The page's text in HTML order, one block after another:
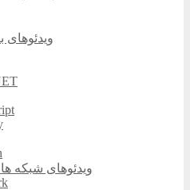
ویدئوهای
ویدئوهای شبکه